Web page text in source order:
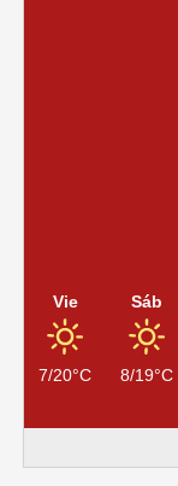
Vie
7/20°C
Sáb
8/19°C